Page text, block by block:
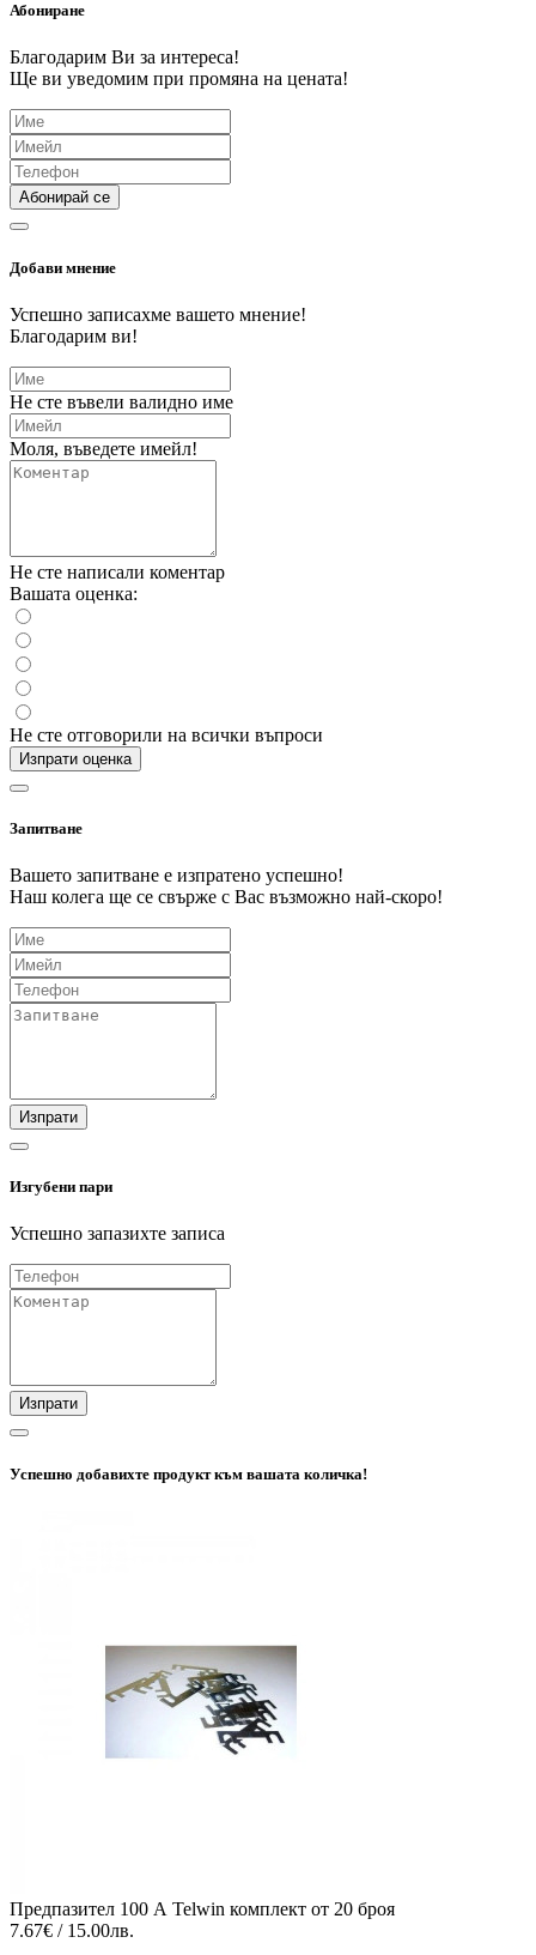
Абониране
Благодарим Ви за интереса!
Ще ви уведомим при промяна на цената!
Абонирай се
Добави мнение
Успешно записахме вашето мнение!
Благодарим ви!
Не сте въвели валидно име
Моля, въведете имейл!
Не сте написали коментар
Вашата оценка:
Не сте отговорили на всички въпроси
Изпрати оценка
Запитване
Вашето запитване е изпратено успешно!
Наш колега ще се свърже с Вас възможно най-скоро!
Изпрати
Изгубени пари
Успешно запазихте записа
Изпрати
Успешно добавихте продукт към вашата количка!
Предпазител 100 А Telwin комплект от 20 броя
7.67€ / 15.00лв.